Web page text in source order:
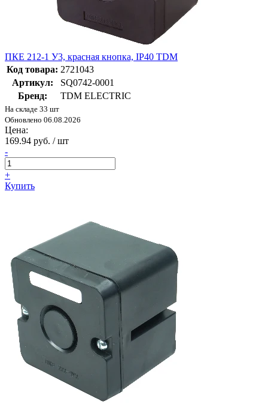
ПКЕ 212-1 У3, красная кнопка, IP40 TDM
Код товара: 2721043
Артикул:
SQ0742-0001
Бренд:
TDM ELECTRIC
На складе 33 шт
Обновлено 06.08.2026
Цена:
169.94 руб. / шт
-
+
Купить